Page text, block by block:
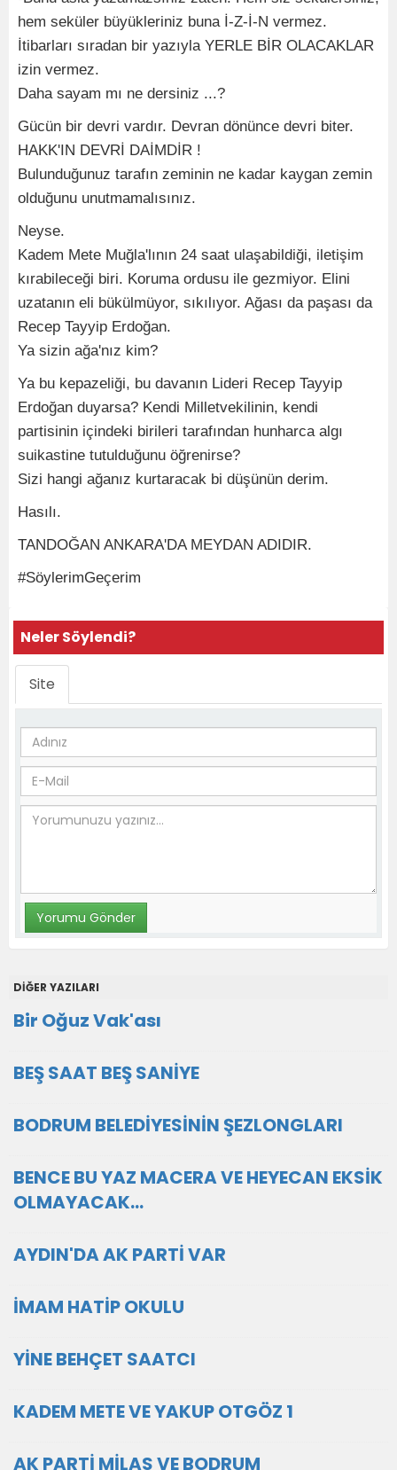
hem seküler büyükleriniz buna İ-Z-İ-N vermez.
İtibarları sıradan bir yazıyla YERLE BİR OLACAKLAR
izin vermez.
Daha sayam mı ne dersiniz ...?
Gücün bir devri vardır. Devran dönünce devri biter.
HAKK'IN DEVRİ DAİMDİR !
Bulunduğunuz tarafın zeminin ne kadar kaygan zemin
olduğunu unutmamalısınız.
Neyse.
Kadem Mete Muğla'lının 24 saat ulaşabildiği, iletişim
kırabileceği biri. Koruma ordusu ile gezmiyor. Elini
uzatanın eli bükülmüyor, sıkılıyor. Ağası da paşası da
Recep Tayyip Erdoğan.
Ya sizin ağa'nız kim?
Ya bu kepazeliği, bu davanın Lideri Recep Tayyip
Erdoğan duyarsa? Kendi Milletvekilinin, kendi
partisinin içindeki birileri tarafından hunharca algı
suikastine tutulduğunu öğrenirse?
Sizi hangi ağanız kurtaracak bi düşünün derim.
Hasılı.
TANDOĞAN ANKARA'DA MEYDAN ADIDIR.
#SöylerimGeçerim
Neler Söylendi?
Site
DİĞER YAZILARI
Bir Oğuz Vak'ası
BEŞ SAAT BEŞ SANİYE
BODRUM BELEDİYESİNİN ŞEZLONGLARI
BENCE BU YAZ MACERA VE HEYECAN EKSİK
OLMAYACAK...
AYDIN'DA AK PARTİ VAR
İMAM HATİP OKULU
YİNE BEHÇET SAATCI
KADEM METE VE YAKUP OTGÖZ 1
AK PARTİ MİLAS VE BODRUM